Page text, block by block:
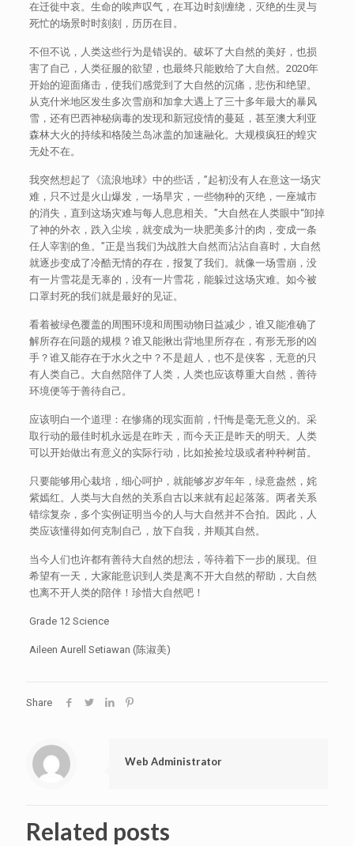
在迁徙中哀。生命的唉声叹气，在耳边时刻缠绕，灭绝的生灵与
死忙的场景时时刻刻，历历在目。
不但不说，人类这些行为是错误的。破坏了大自然的美好，也损
害了自己，人类征服的欲望，也最终只能败给了大自然。2020年
开始的迎面痛击，使我们感觉到了大自然的沉痛，悲伤和绝望。
从克什米地区发生多次雪崩和加拿大遇上了三十多年最大的暴风
雪，还有巴西神秘病毒的发现和新冠疫情的蔓延，甚至澳大利亚
森林大火的持续和格陵兰岛冰盖的加速融化。大规模疯狂的蝗灾
无处不在。
我突然想起了《流浪地球》中的些话，”起初没有人在意这一场灾
难，只不过是火山爆发，一场旱灾，一些物种的灭绝，一座城市
的消失，直到这场灾难与每人息息相关。”大自然在人类眼中“卸掉
了神的外衣，跌入尘埃，就变成为一块肥美多汁的肉，变成一条
任人宰割的鱼。”正是当我们为战胜大自然而沾沾自喜时，大自然
就逐步变成了冷酷无情的存在，报复了我们。就像一场雪崩，没
有一片雪花是无辜的，没有一片雪花，能躲过这场灾难。如今被
口罩封死的我们就是最好的见证。
看着被绿色覆盖的周围环境和周围动物日益减少，谁又能准确了
解所存在问题的规模？谁又能揪出背地里所存在，有形无形的凶
手？谁又能存在于水火之中？不是超人，也不是侠客，无意的只
有人类自己。大自然陪伴了人类，人类也应该尊重大自然，善待
环境便等于善待自己。
应该明白一个道理：在惨痛的现实面前，忏悔是毫无意义的。采
取行动的最佳时机永远是在昨天，而今天正是昨天的明天。人类
可以开始做出有意义的实际行动，比如捡捡垃圾或者种种树苗。
只要能够用心栽培，细心呵护，就能够岁岁年年，绿意盎然，姹
紫嫣红。人类与大自然的关系自古以来就有起起落落。两者关系
错综复杂，多个实例证明当今的人与大自然并不合拍。因此，人
类应该懂得如何克制自己，放下自我，并顺其自然。
当今人们也许都有善待大自然的想法，等待着下一步的展现。但
希望有一天，大家能意识到人类是离不开大自然的帮助，大自然
也离不开人类的陪伴！珍惜大自然吧！
Grade 12 Science
Aileen Aurell Setiawan (陈淑美)
Share
Web Administrator
Related posts